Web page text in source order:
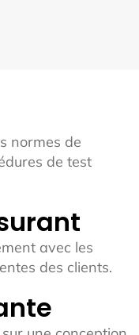
normes de
de test
avec les
des clients.